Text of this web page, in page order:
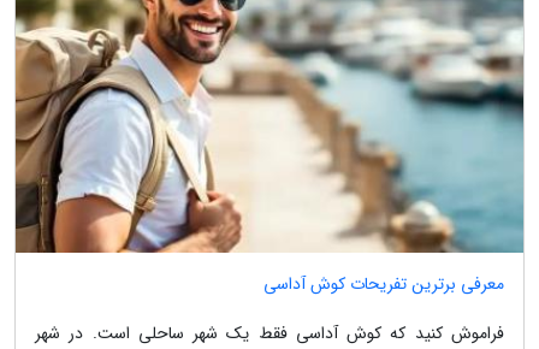
معرفی برترین تفریحات کوش آداسی
فراموش کنید که کوش آداسی فقط یک شهر ساحلی است. در شهر